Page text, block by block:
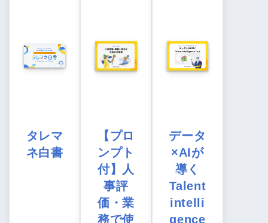
タレマ
ネ白書
【プロ
ンプト
付】人
事評
価・業
務で使
データ
×AIが
導く
Talent
intelli
gence